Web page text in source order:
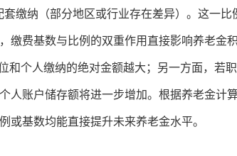
缴纳（部分地区或行业存在差异）。这一比
缴费基数与比例的双重作用直接影响养老金
和个人缴纳的绝对金额越大；另一方面，若
人账户储存额将进一步增加。根据养老金计
或基数均能直接提升未来养老金水平。